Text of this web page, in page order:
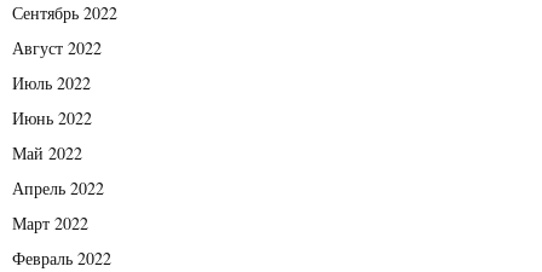
Сентябрь 2022
Август 2022
Июль 2022
Июнь 2022
Май 2022
Апрель 2022
Март 2022
Февраль 2022